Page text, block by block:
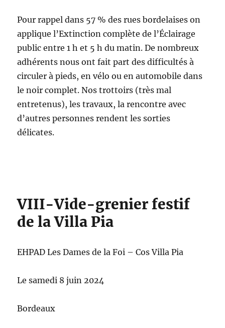
Pour rappel dans 57 % des rues bordelaises on
applique l’Extinction complète de l’Éclairage
public entre 1 h et 5 h du matin. De nombreux
adhérents nous ont fait part des difficultés à
circuler à pieds, en vélo ou en automobile dans
le noir complet. Nos trottoirs (très mal
entretenus), les travaux, la rencontre avec
d’autres personnes rendent les sorties
délicates.
VIII-Vide-grenier festif
de la Villa Pia
EHPAD Les Dames de la Foi – Cos Villa Pia
Le samedi 8 juin 2024
Bordeaux